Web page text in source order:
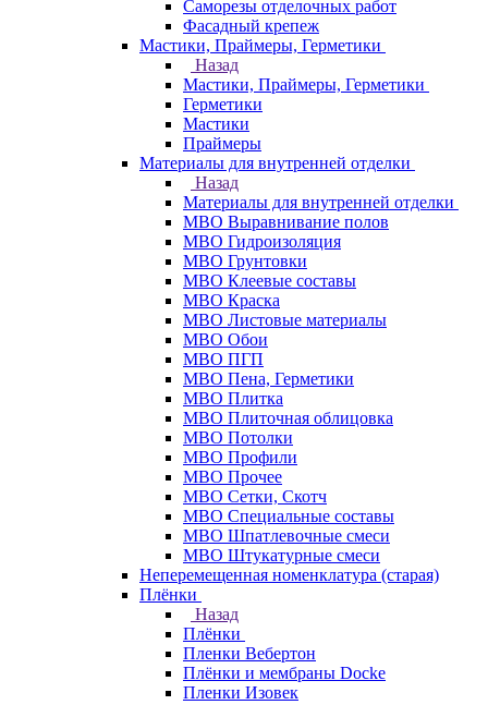
Саморезы отделочных работ
Фасадный крепеж
Мастики, Праймеры, Герметики
Назад
Мастики, Праймеры, Герметики
Герметики
Мастики
Праймеры
Материалы для внутренней отделки
Назад
Материалы для внутренней отделки
МВО Выравнивание полов
МВО Гидроизоляция
МВО Грунтовки
МВО Клеевые составы
МВО Краска
МВО Листовые материалы
МВО Обои
МВО ПГП
МВО Пена, Герметики
МВО Плитка
МВО Плиточная облицовка
МВО Потолки
МВО Профили
МВО Прочее
МВО Сетки, Скотч
МВО Специальные составы
МВО Шпатлевочные смеси
МВО Штукатурные смеси
Неперемещенная номенклатура (старая)
Плёнки
Назад
Плёнки
Пленки Вебертон
Плёнки и мембраны Docke
Пленки Изовек